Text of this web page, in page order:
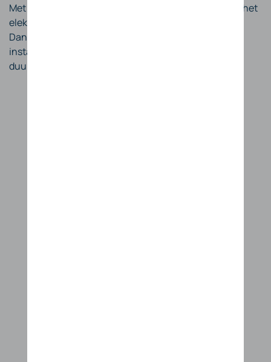
Met zonnepanelen verlaagt u uw afhankelijkheid van het
elektriciteitsnet en produceert u uw eigen stroom.
Dankzij kwalitatieve panelen en een professionele
installatie geniet u jarenlang van betrouwbare en
duurzame energie.